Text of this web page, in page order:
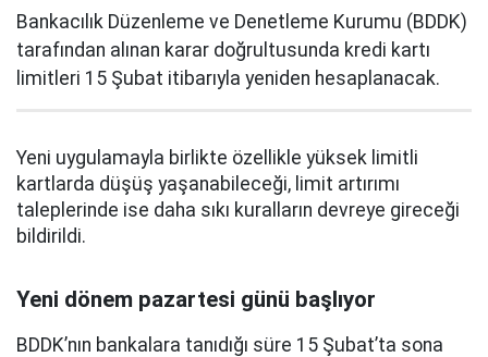
Bankacılık Düzenleme ve Denetleme Kurumu (BDDK)
tarafından alınan karar doğrultusunda kredi kartı
limitleri 15 Şubat itibarıyla yeniden hesaplanacak.
Yeni uygulamayla birlikte özellikle yüksek limitli
kartlarda düşüş yaşanabileceği, limit artırımı
taleplerinde ise daha sıkı kuralların devreye gireceği
bildirildi.
Yeni dönem pazartesi günü başlıyor
BDDK’nın bankalara tanıdığı süre 15 Şubat’ta sona